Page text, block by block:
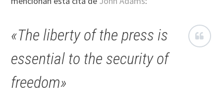
«The liberty of the press is
essential to the security of
freedom»